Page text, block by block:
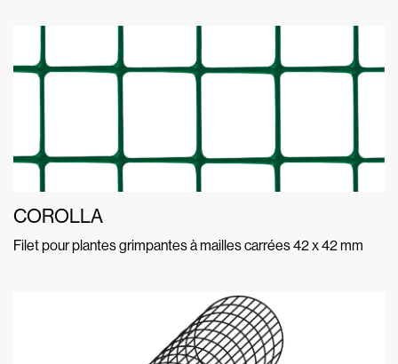
COROLLA
Filet pour plantes grimpantes à mailles carrées 42 x 42 mm